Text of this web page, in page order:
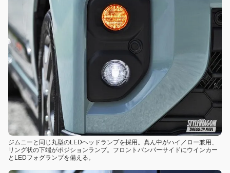
ジムニーと同じ丸型のLEDヘッドランプを採用。真ん中がハイ／ロー兼用、
リング状の下端がポジションランプ。フロントバンパーサイドにウインカー
とLEDフォグランプを備える。